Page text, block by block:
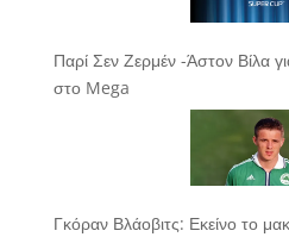
Παρί Σεν Ζερμέν -Άστον Βίλα
στο Mega
Γκόραν Βλάοβιτς: Εκείνο το